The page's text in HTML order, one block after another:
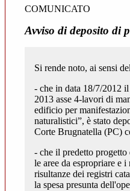
COMUNICATO
Avviso di deposito di
Si rende noto, ai sensi
- che in data 18/7/2012
2013 asse 4-lavori di
edificio per
naturalistici”, è stato
Corte Brugnatella (PC)
- che il predetto
le aree da espropriare e
risultanze dei registri
la spesa presunta